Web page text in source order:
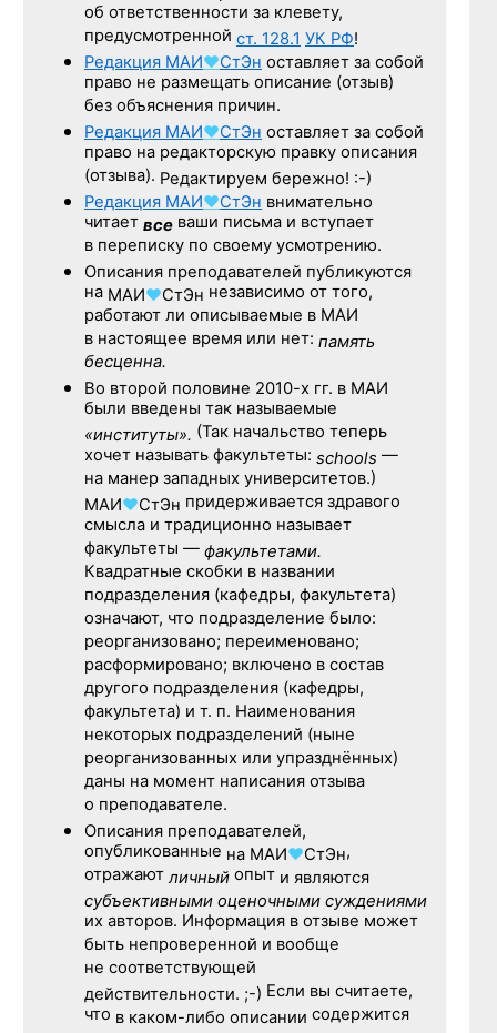
об ответственности за клевету,
предусмотренной ст. 128.1 УК РФ!
Редакция МАИ♥СтЭн оставляет за собой
право не размещать описание (отзыв)
без объяснения причин.
Редакция МАИ♥СтЭн оставляет за собой
право на редакторскую правку описания
(отзыва). Редактируем бережно! :-)
Редакция МАИ♥СтЭн внимательно
читает все ваши письма и вступает
в переписку по своему усмотрению.
Описания преподавателей публикуются
на МАИ♥СтЭн независимо от того,
работают ли описываемые в МАИ
в настоящее время или нет: память
бесценна.
Во второй половине 2010-х гг. в МАИ
были введены так называемые
«институты». (Так начальство теперь
хочет называть факультеты: schools —
на манер западных университетов.)
МАИ♥СтЭн придерживается здравого
смысла и традиционно называет
факультеты — факультетами.
Квадратные скобки в названии
подразделения (кафедры, факультета)
означают, что подразделение было:
реорганизовано; переименовано;
расформировано; включено в состав
другого подразделения (кафедры,
факультета) и т. п. Наименования
некоторых подразделений (ныне
реорганизованных или упразднённых)
даны на момент написания отзыва
о преподавателе.
Описания преподавателей,
опубликованные на МАИ♥СтЭн,
отражаютличный опыт и являются
субъективными оценочными суждениями
их авторов. Информация в отзыве может
быть непроверенной и вообще
не соответствующей
действительности. ;-) Если вы считаете,
что в каком-либо описании содержится